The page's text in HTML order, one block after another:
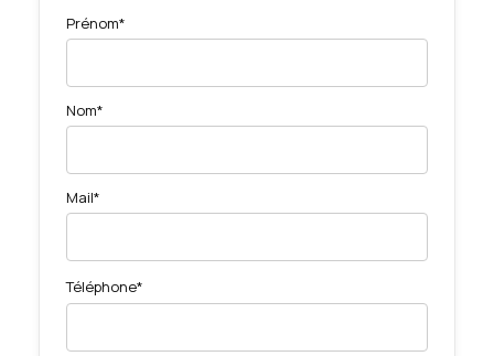
Prénom*
Nom*
Mail*
Téléphone*